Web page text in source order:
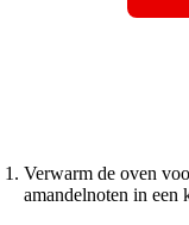
Verwarm de oven
amandelnoten in een